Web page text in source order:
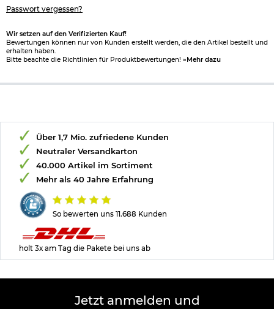
Rahmen:
spezielles Design für größtmögliche Rundumsicht
weiche aus Gummimaterial gefertigte Nasenauflage
DedBolt Lens Lock - Schnellwechsel Brillenglassystem
Gläser:
Standards:
US Federal OSHA
US MIL-PRF-31013 (Clause 3.5.1.1) VO Ballistic Requirement
ANSI Z87.1-20010 High Velocity Standards
Bitte beachten Sie, dass diese Brille weder für den direkten
Blick in die Sonne/UV/Laserstrahlen noch für den
Straßenverkehr tauglich ist.
Passwort vergessen?
Wir setzen auf den Verifizierten Kauf!
Bewertungen können nur von Kunden erstellt werden, die den Artikel bestellt und
erhalten haben.
Bitte beachte die Richtlinien für Produktbewertungen! »Mehr dazu
So bewerten uns 11.688 Kunden
Über 1,7 Mio. zufriedene Kunden
Neutraler Versandkarton
40.000 Artikel im Sortiment
Mehr als 40 Jahre Erfahrung
holt 3x am Tag die Pakete bei uns ab
Jetzt anmelden und